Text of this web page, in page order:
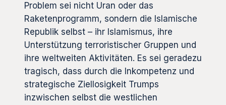
Problem sei nicht Uran oder das
Raketenprogramm, sondern die Islamische
Republik selbst – ihr Islamismus, ihre
Unterstützung terroristischer Gruppen und
ihre weltweiten Aktivitäten. Es sei geradezu
tragisch, dass durch die Inkompetenz und
strategische Ziellosigkeit Trumps
inzwischen selbst die westlichen